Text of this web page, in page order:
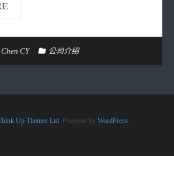
Chen CY 公司介绍
Up Themes Ltd. Powered by WordPress.